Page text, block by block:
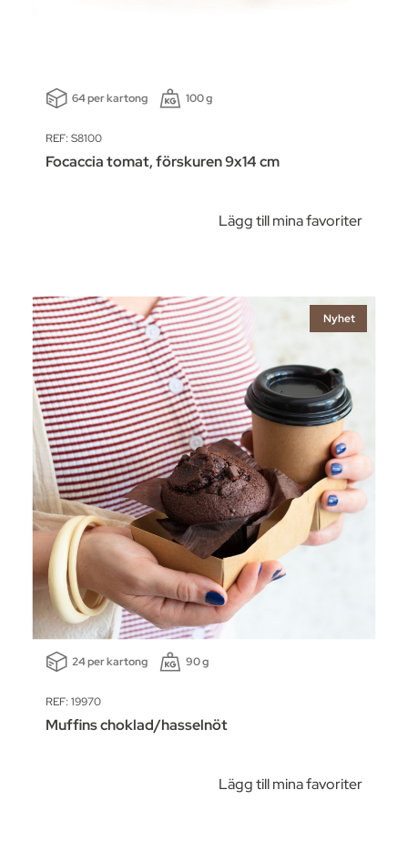
64 per kartong 100 g
REF: S8100
Focaccia tomat, förskuren 9x14 cm
Lägg till mina favoriter
Nyhet
24 per kartong 90 g
REF: 19970
Muffins choklad/hasselnöt
Lägg till mina favoriter